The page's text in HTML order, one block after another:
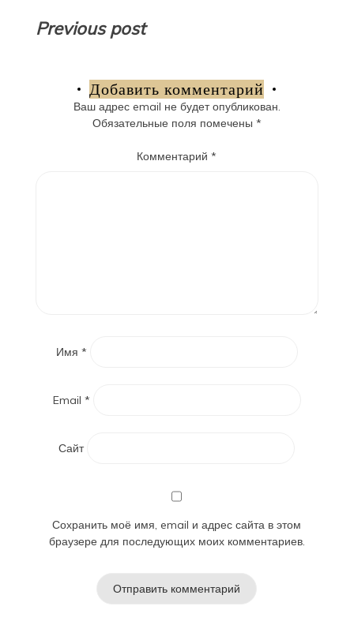
Навигация
записям
Previous post
Добавить комментарий
Ваш адрес email не будет опубликован.
Обязательные поля помечены *
Комментарий*
Имя *
Email *
Сайт
Сохранить моё имя, email и адрес сайта в этом
браузере для последующих моих комментариев.